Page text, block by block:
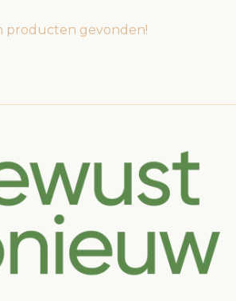
producten gevonden!